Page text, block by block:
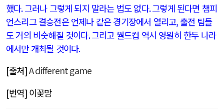
했다.그러나 그렇게 되지 말라는 법도 없다.그렇게 된다면 챔피
언스리그 결승전은 언제나 같은 경기장에서 열리고, 출전 팀들
도 거의 비슷해질 것이다.그리고 월드컵 역시 영원히 한두 나라
에서만 개최될 것이다.
[출처]A different game
[번역] 이꽃맘